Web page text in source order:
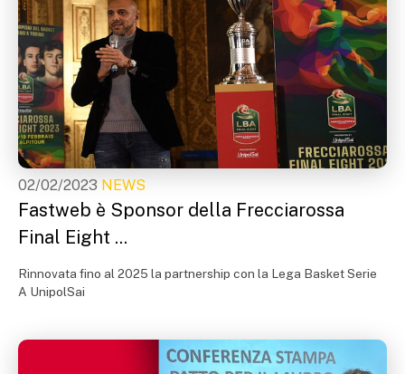
02/02/2023 NEWS
Fastweb è Sponsor della Frecciarossa
Final Eight ...
Rinnovata fino al 2025 la partnership con la Lega Basket Serie
A UnipolSai